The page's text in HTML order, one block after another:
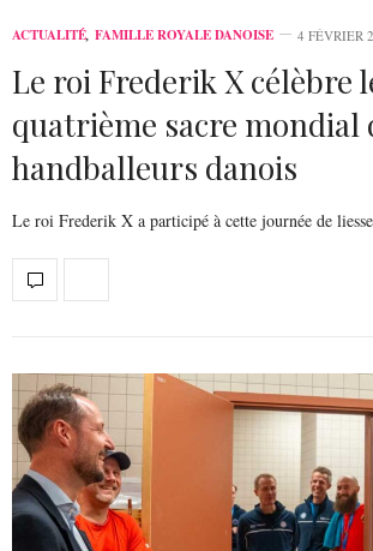
ACTUALITÉ, FAMILLE ROYALE DANOISE 4 FÉVRIER
Le roi Frederik X célèbre
quatrième sacre mondial
handballeurs danois
Le roi Frederik X a participé à cette journée de